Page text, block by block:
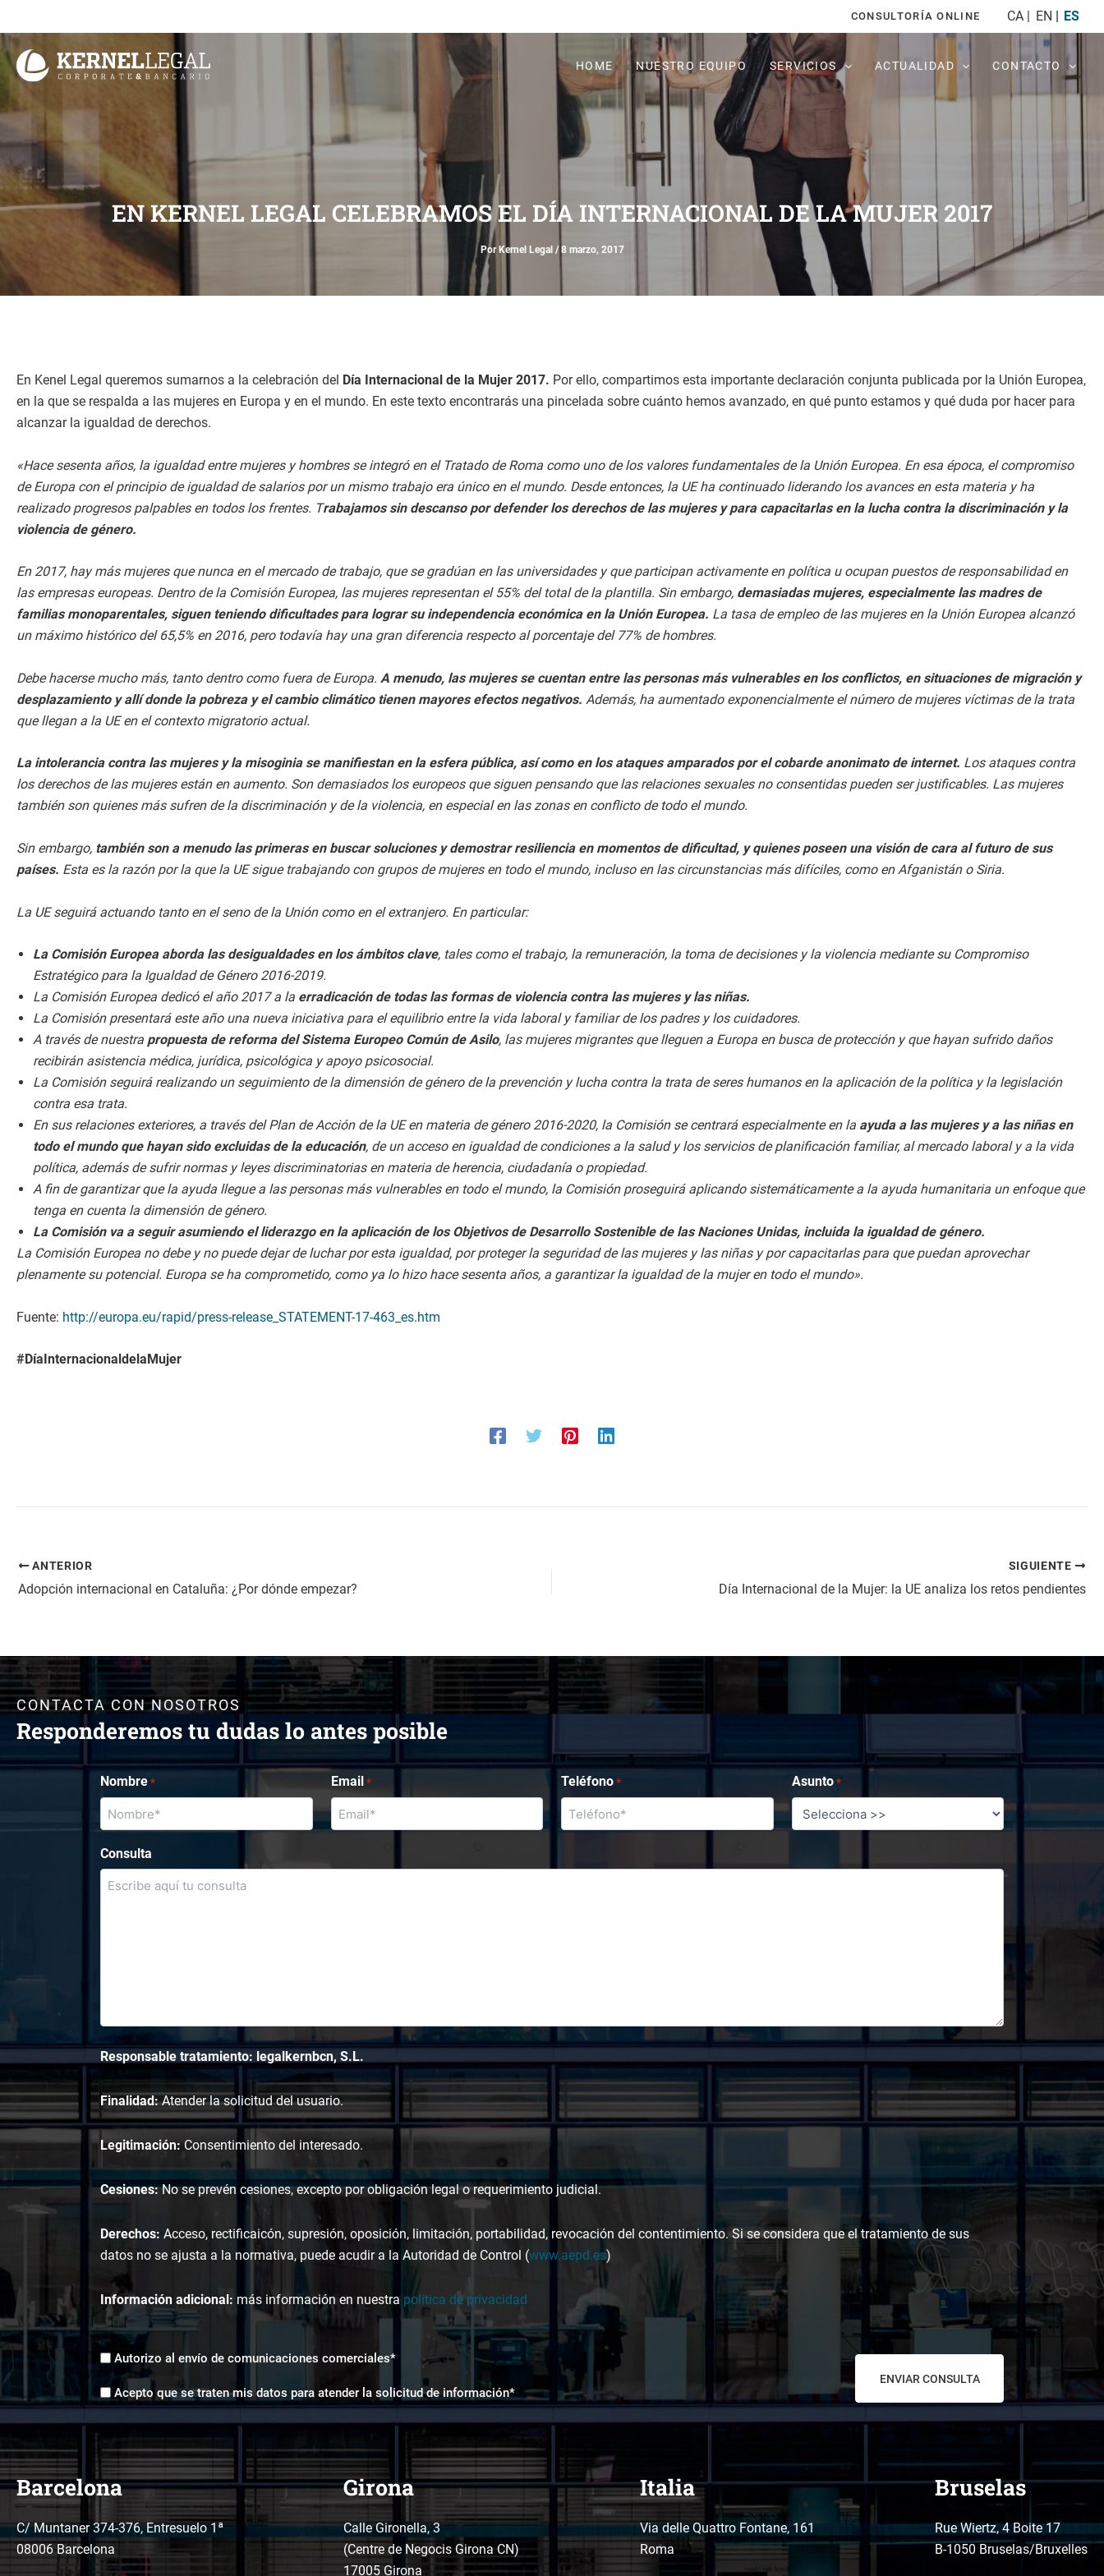
al
contenido
CONSULTORÍA ONLINE CA EN ES
HOME NUESTRO EQUIPO SERVICIOS ACTUALIDAD CONTACTO
EN KERNEL LEGAL CELEBRAMOS EL DÍA INTERNACIONAL DE LA MUJER 2017
Por Kernel Legal /8 marzo, 2017
En Kenel Legal queremos sumarnos a la celebración del Día Internacional de la Mujer 2017. Por ello, compartimos esta importante declaración conjunta publicada por la Unión Europea,
en la que se respalda a las mujeres en Europa y en el mundo. En este texto encontrarás una pincelada sobre cuánto hemos avanzado, en qué punto estamos y qué duda por hacer para
alcanzar la igualdad de derechos.
«Hace sesenta años, la igualdad entre mujeres y hombres se integró en el Tratado de Roma como uno de los valores fundamentales de la Unión Europea. En esa época, el compromiso
de Europa con el principio de igualdad de salarios por un mismo trabajo era único en el mundo. Desde entonces, la UE ha continuado liderando los avances en esta materia y ha
realizado progresos palpables en todos los frentes. Trabajamos sin descanso por defender los derechos de las mujeres y para capacitarlas en la lucha contra la discriminación y la
violencia de género.
En 2017, hay más mujeres que nunca en el mercado de trabajo, que se gradúan en las universidades y que participan activamente en política u ocupan puestos de responsabilidad en
las empresas europeas. Dentro de la Comisión Europea, las mujeres representan el 55% del total de la plantilla. Sin embargo, demasiadas mujeres, especialmente las madres de
familias monoparentales, siguen teniendo dificultades para lograr su independencia económica en la Unión Europea. La tasa de empleo de las mujeres en la Unión Europea alcanzó
un máximo histórico del 65,5% en 2016, pero todavía hay una gran diferencia respecto al porcentaje del 77% de hombres.
Debe hacerse mucho más, tanto dentro como fuera de Europa. A menudo, las mujeres se cuentan entre las personas más vulnerables en los conflictos, en situaciones de migración y
desplazamiento y allí donde la pobreza y el cambio climático tienen mayores efectos negativos. Además, ha aumentado exponencialmente el número de mujeres víctimas de la trata
que llegan a la UE en el contexto migratorio actual.
La intolerancia contra las mujeres y la misoginia se manifiestan en la esfera pública, así como en los ataques amparados por el cobarde anonimato de internet. Los ataques contra
los derechos de las mujeres están en aumento. Son demasiados los europeos que siguen pensando que las relaciones sexuales no consentidas pueden ser justificables. Las mujeres
también son quienes más sufren de la discriminación y de la violencia, en especial en las zonas en conflicto de todo el mundo.
Sin embargo, también son a menudo las primeras en buscar soluciones y demostrar resiliencia en momentos de dificultad, y quienes poseen una visión de cara al futuro de sus
países. Esta es la razón por la que la UE sigue trabajando con grupos de mujeres en todo el mundo, incluso en las circunstancias más difíciles, como en Afganistán o Siria.
La UE seguirá actuando tanto en el seno de la Unión como en el extranjero. En particular:
La Comisión Europea aborda las desigualdades en los ámbitos clave, tales como el trabajo, la remuneración, la toma de decisiones y la violencia mediante su Compromiso
Estratégico para la Igualdad de Género 2016-2019.
La Comisión Europea dedicó el año 2017 a la erradicación de todas las formas de violencia contra las mujeres y las niñas.
La Comisión presentará este año una nueva iniciativa para el equilibrio entre la vida laboral y familiar de los padres y los cuidadores.
A través de nuestra propuesta de reforma del Sistema Europeo Común de Asilo, las mujeres migrantes que lleguen a Europa en busca de protección y que hayan sufrido daños
recibirán asistencia médica, jurídica, psicológica y apoyo psicosocial.
La Comisión seguirá realizando un seguimiento de la dimensión de género de la prevención y lucha contra la trata de seres humanos en la aplicación de la política y la legislación
contra esa trata.
En sus relaciones exteriores, a través del Plan de Acción de la UE en materia de género 2016-2020, la Comisión se centrará especialmente en la ayuda a las mujeres y a las niñas en
todo el mundo que hayan sido excluidas de la educación, de un acceso en igualdad de condiciones a la salud y los servicios de planificación familiar, al mercado laboral y a la vida
política, además de sufrir normas y leyes discriminatorias en materia de herencia, ciudadanía o propiedad.
A fin de garantizar que la ayuda llegue a las personas más vulnerables en todo el mundo, la Comisión proseguirá aplicando sistemáticamente a la ayuda humanitaria un enfoque que
tenga en cuenta la dimensión de género.
La Comisión va a seguir asumiendo el liderazgo en la aplicación de los Objetivos de Desarrollo Sostenible de las Naciones Unidas, incluida la igualdad de género.
La Comisión Europea no debe y no puede dejar de luchar por esta igualdad, por proteger la seguridad de las mujeres y las niñas y por capacitarlas para que puedan aprovechar
plenamente su potencial. Europa se ha comprometido, como ya lo hizo hace sesenta años, a garantizar la igualdad de la mujer en todo el mundo».
Fuente: http://europa.eu/rapid/press-release_STATEMENT-17-463_es.htm
#DíaInternacionaldelaMujer
ANTERIOR
Adopción internacional en Cataluña: ¿Por dónde empezar?
SIGUIENTE
Día Internacional de la Mujer: la UE analiza los retos pendientes
CONTACTA CON NOSOTROS
Responderemos tu dudas lo antes posible
Nombre * Email * Teléfono * Asunto *
Consulta
Responsable tratamiento: legalkernbcn, S.L.
Finalidad:Atender la solicitud del usuario.
Legitimación: Consentimiento del interesado.
Cesiones:No se prevén cesiones, excepto por obligación legal o requerimiento judicial.
Derechos: Acceso, rectificaicón, supresión, oposición, limitación, portabilidad, revocación del contentimiento. Si se considera que el tratamiento de sus
datos no se ajusta a la normativa, puede acudir a la Autoridad de Control (www.aepd.es)
Información adicional: más información en nuestra política de privacidad
Envíos
comerciales
*
Autorizo al envío de comunicaciones comerciales*
Aceptación
tratamiento
de
*
Acepto que se traten mis datos para atender la solicitud de información*
Barcelona
C/ Muntaner 374-376, Entresuelo 1ª
08006 Barcelona
Girona
Calle Gironella, 3
(Centre de Negocis Girona CN)
17005 Girona
Italia
Via delle Quattro Fontane, 161
Roma
Bruselas
Rue Wiertz, 4 Boite 17
B-1050 Bruselas/Bruxelles